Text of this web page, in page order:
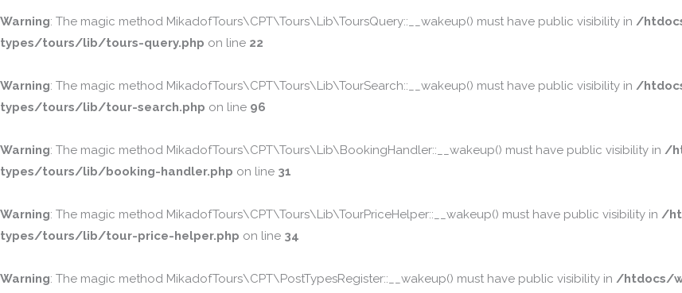
Warning: The magic method MikadofTours\CPT\Tours\Lib\ToursQuery::__wakeup() must have public visibility in /
types/tours/lib/tours-query.php on line 22
Warning: The magic method MikadofTours\CPT\Tours\Lib\TourSearch::__wakeup() must have public visibility in /
types/tours/lib/tour-search.php on line 96
Warning: The magic method MikadofTours\CPT\Tours\Lib\BookingHandler::__wakeup() must have public visibility in /
types/tours/lib/booking-handler.php on line 31
Warning: The magic method MikadofTours\CPT\Tours\Lib\TourPriceHelper::__wakeup() must have public visibility in /
types/tours/lib/tour-price-helper.php on line 34
Warning: The magic method MikadofTours\CPT\PostTypesRegister::__wakeup() must have public visibility in /htdocs/